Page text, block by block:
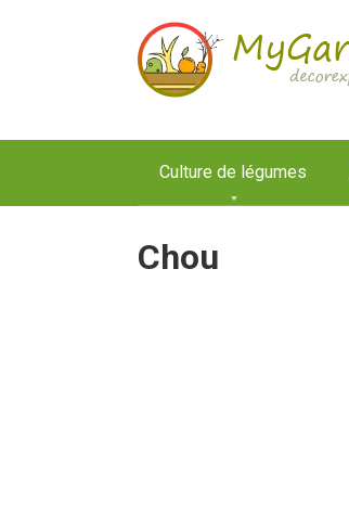
Culture de légumes
Chou